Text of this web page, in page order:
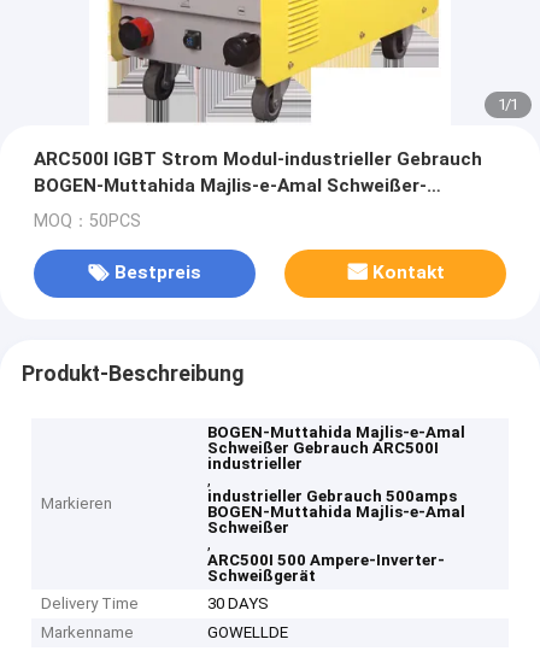
1/1
ARC500I IGBT Strom Modul-industrieller Gebrauch
BOGEN-Muttahida Majlis-e-Amal Schweißer-
500amps
MOQ：50PCS
Bestpreis Kontakt
Produkt-Beschreibung
Markieren
BOGEN-Muttahida Majlis-e-Amal
Schweißer Gebrauch ARC500I
industrieller
,
industrieller Gebrauch 500amps
BOGEN-Muttahida Majlis-e-Amal
Schweißer
,
ARC500I 500 Ampere-Inverter-
Schweißgerät
Delivery Time
30 DAYS
Markenname
GOWELLDE